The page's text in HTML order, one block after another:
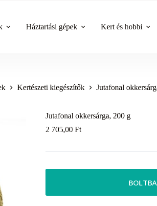
Háztartási gépek Kert és hobbi
Kertészeti kiegészítők Jutafonal
Jutafonal okkersárga, 200 g
2 705,00Ft
BOLTBA